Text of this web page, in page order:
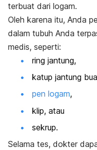
terbuat dari logam.
Oleh karena itu, Anda
dalam tubuh Anda
medis, seperti:
ring jantung,
katup jantung
pen logam,
klip, atau
sekrup.
Selama tes, dokter